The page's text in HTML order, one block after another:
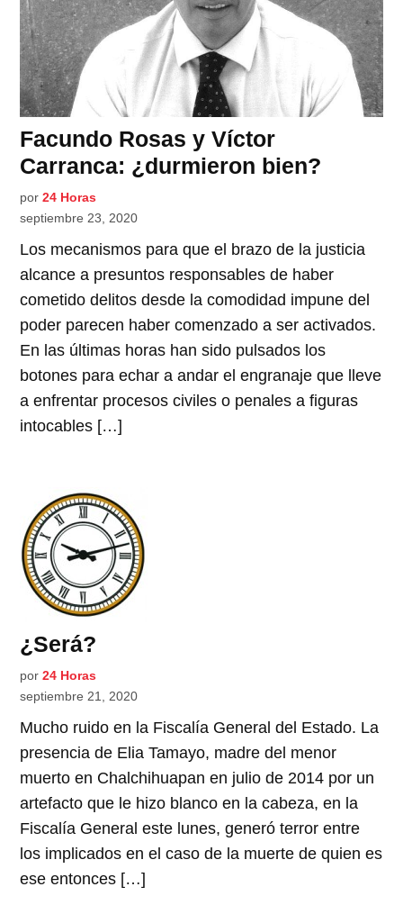
Facundo Rosas y Víctor
Carranca: ¿durmieron bien?
por 24 Horas
septiembre 23, 2020
Los mecanismos para que el brazo de la justicia
alcance a presuntos responsables de haber
cometido delitos desde la comodidad impune del
poder parecen haber comenzado a ser activados.
En las últimas horas han sido pulsados los
botones para echar a andar el engranaje que lleve
a enfrentar procesos civiles o penales a figuras
intocables […]
¿Será?
por 24 Horas
septiembre 21, 2020
Mucho ruido en la Fiscalía General del Estado. La
presencia de Elia Tamayo, madre del menor
muerto en Chalchihuapan en julio de 2014 por un
artefacto que le hizo blanco en la cabeza, en la
Fiscalía General este lunes, generó terror entre
los implicados en el caso de la muerte de quien es
ese entonces […]